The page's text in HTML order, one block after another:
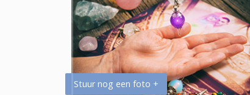
Stuur nog een foto +